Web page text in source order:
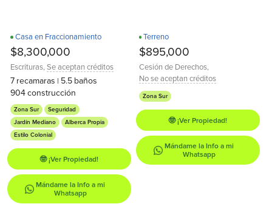
Casa en Fraccionamiento
$8,300,000
Escrituras,Se aceptan créditos
7 recamaras | 5.5 baños
904construcción
Zona Sur
Seguridad
Jardín Mediano
Alberca Propia
Estilo Colonial
🤓 ¡Ver Propiedad!
Mándame la Info a mi
Whatsapp
Terreno
$895,000
Cesión de Derechos,
No se aceptan créditos
Zona Sur
🤓 ¡Ver Propiedad!
Mándame la Info a mi
Whatsapp